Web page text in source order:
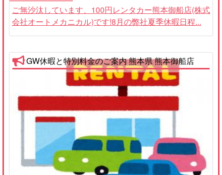
ご無沙汰しています、100円レンタカー熊本御船店(株式
会社オートメカニカル)です!8月の弊社夏季休暇日程...
GW休暇と特別料金のご案内 熊本県 熊本御船店